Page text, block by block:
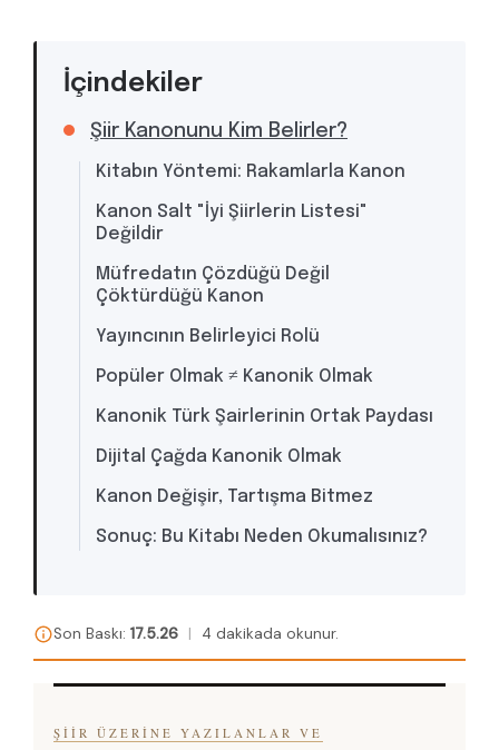
İçindekiler
Şiir Kanonunu Kim Belirler?
Kitabın Yöntemi: Rakamlarla Kanon
Kanon Salt "İyi Şiirlerin Listesi"
Değildir
Müfredatın Çözdüğü Değil
Çöktürdüğü Kanon
Yayıncının Belirleyici Rolü
Popüler Olmak ≠ Kanonik Olmak
Kanonik Türk Şairlerinin Ortak Paydası
Dijital Çağda Kanonik Olmak
Kanon Değişir, Tartışma Bitmez
Sonuç: Bu Kitabı Neden Okumalısınız?
Son Baskı: 17.5.26 | 4 dakikada okunur.
ŞIIR ÜZERINE YAZILANLAR VE